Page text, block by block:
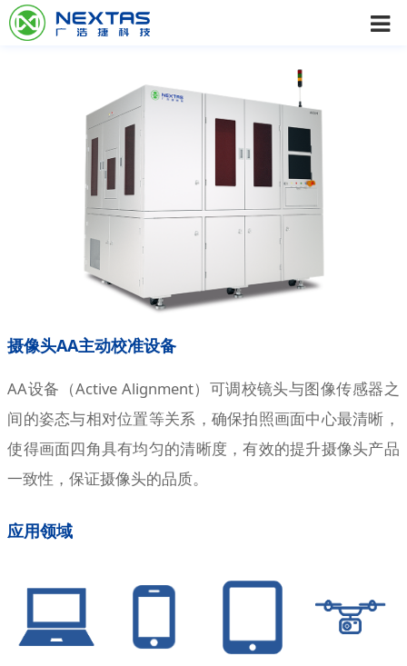
摄像头AA主动校准设备
AA设备（Active Alignment）可调校镜头与图像传感器之
间的姿态与相对位置等关系，确保拍照画面中心最清晰，
使得画面四角具有均匀的清晰度，有效的提升摄像头产品
一致性，保证摄像头的品质。
应用领域